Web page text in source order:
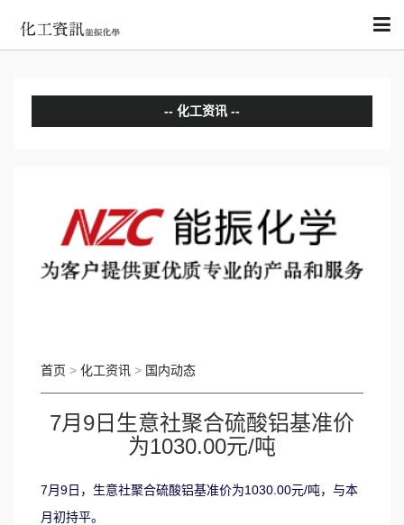
化工资讯
国际动态
首页 > 化工资讯 > 国内动态
7月9日生意社聚合硫酸铝基准价
为1030.00元/吨
7月9日，生意社聚合硫酸铝基准价为1030.00元/吨，与本
月初持平。